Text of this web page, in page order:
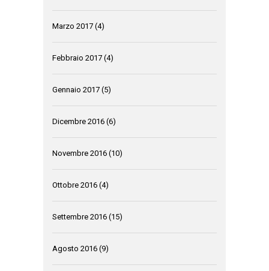
Marzo 2017 (4)
Febbraio 2017 (4)
Gennaio 2017 (5)
Dicembre 2016 (6)
Novembre 2016 (10)
Ottobre 2016 (4)
Settembre 2016 (15)
Agosto 2016 (9)